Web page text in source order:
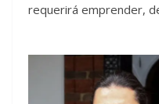
requerirá emprender,